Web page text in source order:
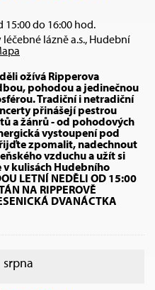
15:00 do 16:00 hod.
lázně a.s., Hudební
ožívá Ripperova
pohodou a jedinečnou
Tradiční i netradiční
přinášejí pestrou
a žánrů - od pohodových
vystoupení pod
zpomalit, nadechnout
vzduchu a užít si
kulisách Hudebního
LETNÍ NEDĚLI OD 15:00
NA RIPPEROVĚ
DVANÁCTKA
srpna